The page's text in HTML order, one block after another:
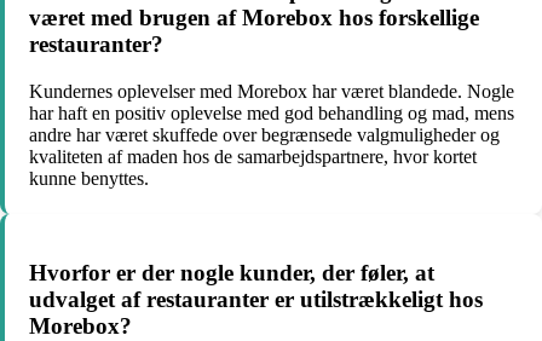
været med brugen af Morebox hos forskellige
restauranter?
Kundernes oplevelser med Morebox har været blandede. Nogle
har haft en positiv oplevelse med god behandling og mad, mens
andre har været skuffede over begrænsede valgmuligheder og
kvaliteten af maden hos de samarbejdspartnere, hvor kortet
kunne benyttes.
Hvorfor er der nogle kunder, der føler, at
udvalget af restauranter er utilstrækkeligt hos
Morebox?